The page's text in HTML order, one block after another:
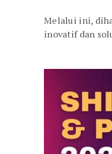
Melalui ini,
inovatif dan